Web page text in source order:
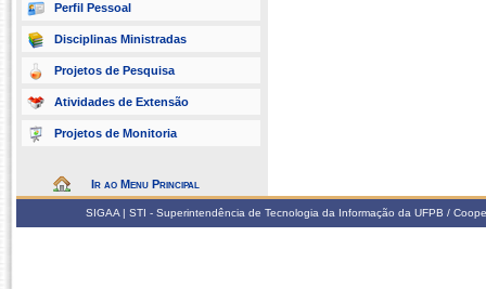
Perfil Pessoal
Disciplinas Ministradas
Projetos de Pesquisa
Atividades de Extensão
Projetos de Monitoria
Ir ao Menu Principal
SIGAA | STI - Superintendência de Tecnologia da Informação da UFPB /